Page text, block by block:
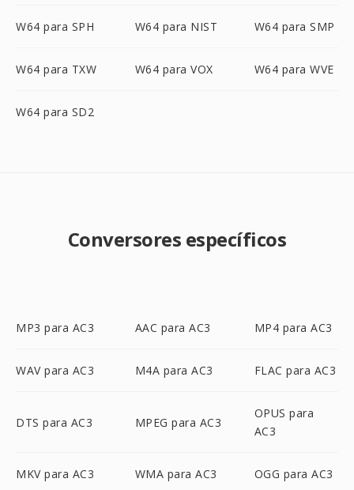
W64 para SPH W64 para NIST W64 para SMP
W64 para TXW W64 para VOX W64 para WVE
W64 para SD2
Conversores específicos
MP3 para AC3 AAC para AC3 MP4 para AC3
WAV para AC3 M4A para AC3 FLAC para AC3
DTS para AC3 MPEG para AC3
OPUS para
AC3
MKV para AC3 WMA para AC3 OGG para AC3